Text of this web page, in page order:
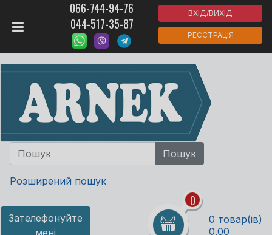
066-744-94-76
044-517-35-87
ВХІД/ВИХІД
РЕЄСТРАЦІЯ
Розширений пошук
Зателефонуйте
0
0 товар(ів)
0.00